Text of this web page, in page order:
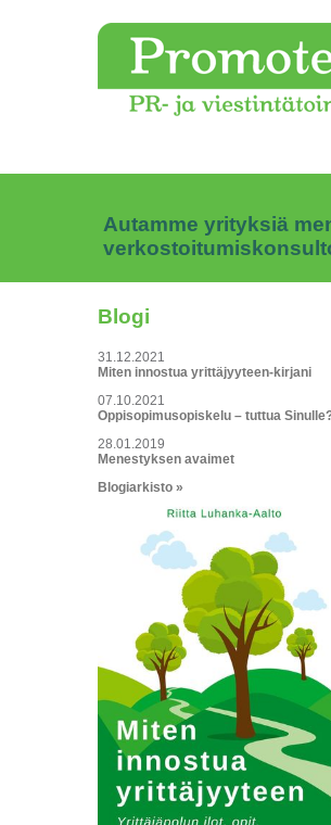
Autamme yrityksiä
Blogi
31.12.2021
Miten innostua yrittäjyyteen-kirjani
07.10.2021
Oppisopimusopiskelu – tuttua
28.01.2019
Menestyksen avaimet
Blogiarkisto »